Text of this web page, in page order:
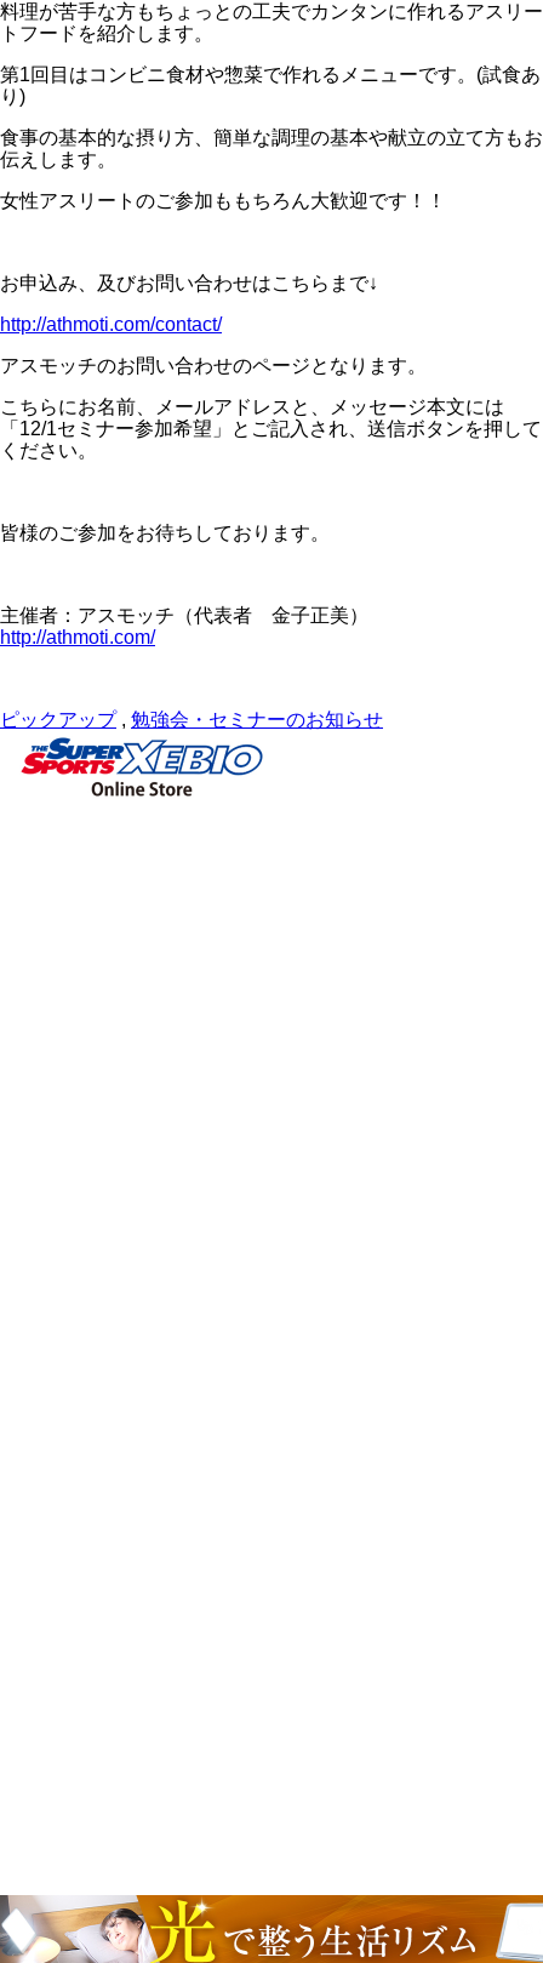
料理が苦手な方もちょっとの工夫でカンタンに作れるアスリー
トフードを紹介します。
第1回目はコンビニ食材や惣菜で作れるメニューです。(試食あ
り)
食事の基本的な摂り方、簡単な調理の基本や献立の立て方もお
伝えします。
女性アスリートのご参加ももちろん大歓迎です！！
お申込み、及びお問い合わせはこちらまで↓
http://athmoti.com/contact/
アスモッチのお問い合わせのページとなります。
こちらにお名前、メールアドレスと、メッセージ本文には
「12/1セミナー参加希望」とご記入され、送信ボタンを押して
ください。
皆様のご参加をお待ちしております。
主催者：アスモッチ（代表者 金子正美）
http://athmoti.com/
ピックアップ, 勉強会・セミナーのお知らせ